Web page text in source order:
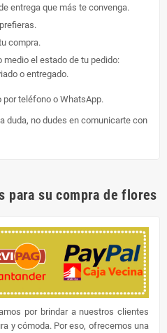
entrega que más te convenga.
compra.
el estado de tu pedido:
o entregado.
teléfono o WhatsApp.
duda, no dudes en comunicarte con
para su compra de flores
por brindar a nuestros clientes
y cómoda. Por eso, ofrecemos una